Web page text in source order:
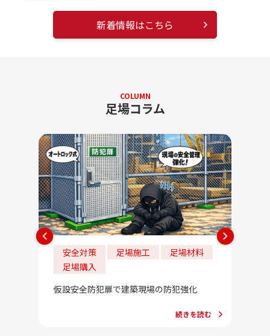
新着情報はこちら
COLUMN
足場コラム
安全対策 足場施工
足場材料
足場購入
仮設安全防犯扉で建築現場の防犯強化
続きを読む